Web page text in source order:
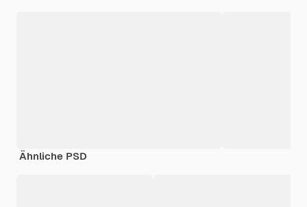
Ähnliche PSD